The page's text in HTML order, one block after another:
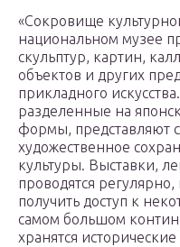
«Сокровище
национальном музее
скульптур, картин,
объектов и других
прикладного
разделенные на
формы, представляют
художественное
культуры. Выставки,
проводятся
получить доступ к
самом большом
хранятся